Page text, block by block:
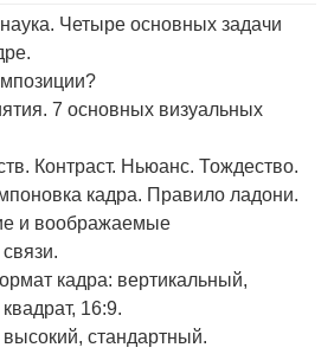
Четыре основных задачи
7 основных визуальных
Контраст. Ньюанс. Тождество.
кадра. Правило ладони.
и воображаемые
кадра: вертикальный,
16:9.
стандартный.